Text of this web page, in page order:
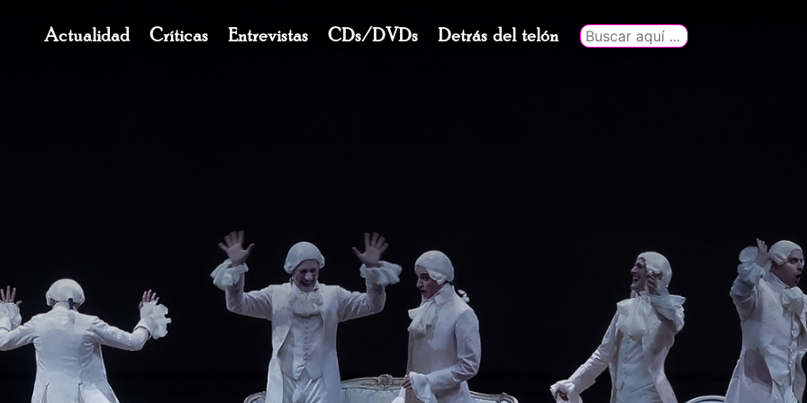
Navegación
Actualidad Críticas Entrevistas CDs/DVDs Detrás del telón
Buscar